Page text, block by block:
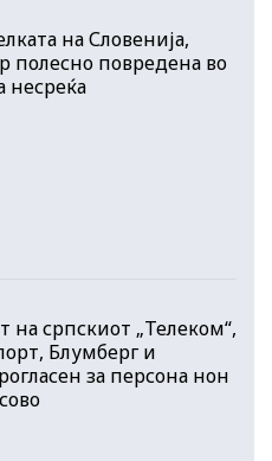
на Словенија,
полесно повредена во
несреќа
на српскиот „Телеком“,
Блумберг и
за персона нон